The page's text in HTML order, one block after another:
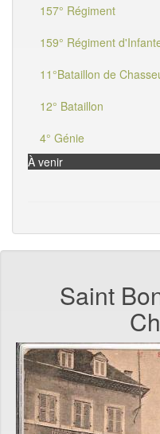
157° Régiment
159° Régiment
11°Bataillon de
12° Bataillon
4° Génie
À venir
Saint